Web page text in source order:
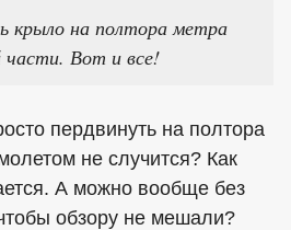
крыло на полтора метра
части. Вот и все!
пердвинуть на полтора
не случится? Как
А можно вообще без
обзору не мешали?